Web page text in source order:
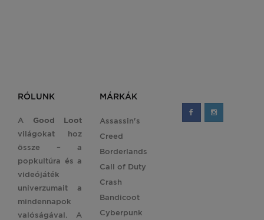
RÓLUNK
A Good Loot
világokat hoz
össze – a
popkultúra és a
videójáték
univerzumait a
mindennapok
valóságával. A
MÁRKÁK
Assassin's
Creed
Borderlands
Call of Duty
Crash
Bandicoot
Cyberpunk